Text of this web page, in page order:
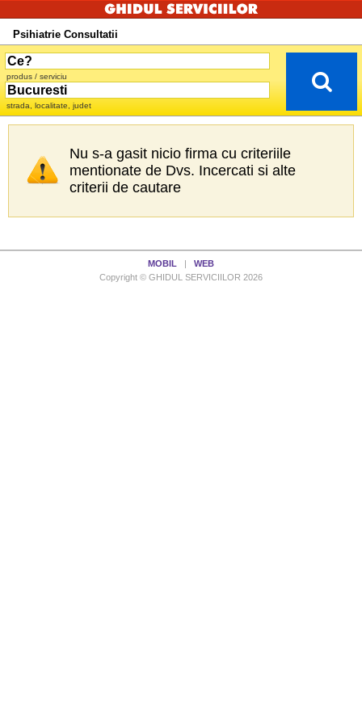
Psihiatrie Consultatii
produs / serviciu
strada, localitate, judet
Nu s-a gasit nicio firma cu criteriile
mentionate de Dvs. Incercati si alte
criterii de cautare
MOBIL
WEB
Copyright © GHIDUL SERVICIILOR 2026